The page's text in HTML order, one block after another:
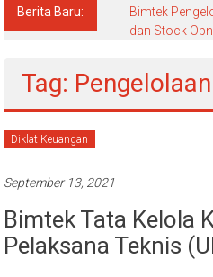
Terbaru
Dan
Berita Baru:
Bimtek
dan Stock
Tag:
Diklat Keuangan
September 13, 2021
Bimtek Tata Kelola
Pelaksana Teknis